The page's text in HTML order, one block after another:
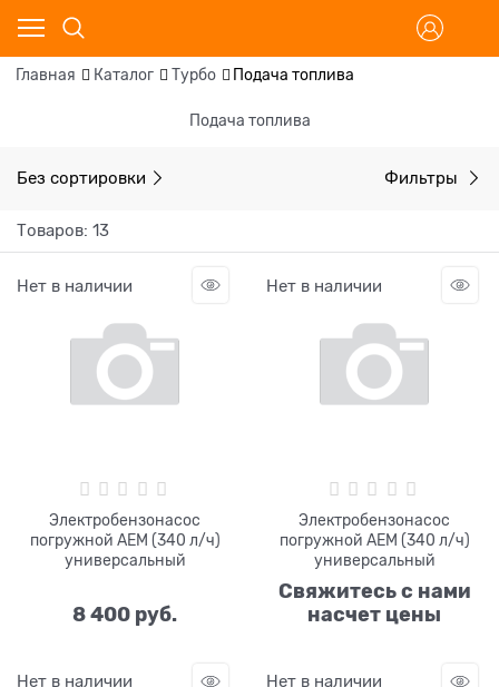
Главная Каталог Турбо Подача топлива
Подача топлива
Без сортировки Фильтры
Товаров: 13
Нет в наличии
Электробензонасос
погружной AEM (340 л/ч)
универсальный
8 400 руб.
Нет в наличии
Электробензонасос
погружной AEM (340 л/ч)
универсальный
Свяжитесь с нами
насчет цены
Нет в наличии Нет в наличии